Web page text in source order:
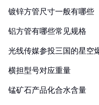
镀锌方管尺寸一般有哪些
铝方管有哪些常见规格
光线传媒参投三国的星空
横担型号对应重量
锰矿石产品化合水含量